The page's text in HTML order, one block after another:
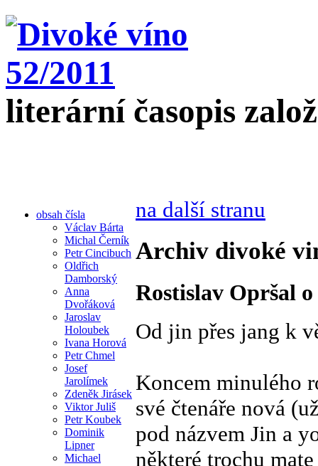
literární časopis
obsah čísla
Václav Bárta
Michal Černík
Petr Cincibuch
Oldřich
Damborský
Anna
Dvořáková
Jaroslav
Holoubek
Ivana Horová
Petr Chmel
Josef
Jarolímek
Zdeněk Jirásek
Viktor Juliš
Petr Koubek
Dominik
Lipner
Michael
na další stranu
Archiv divoké
Rostislav Opršal
Od jin přes jang k
Koncem minulého
své čtenáře nová
pod názvem Jin a
některé trochu